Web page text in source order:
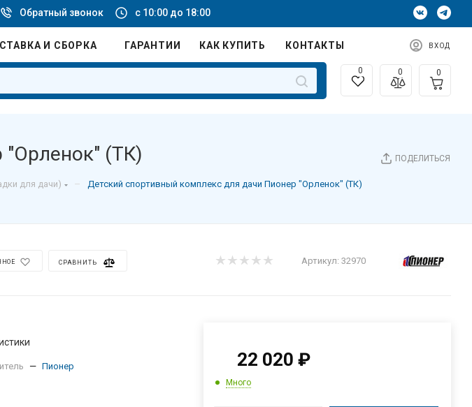
Обратный звонок с 10:00 до 18:00
И СБОРКА ГАРАНТИИ КАК КУПИТЬ КОНТАКТЫ ВХОД
0 0 0
ПОДЕЛИТЬСЯ
"Орленок" (ТК)
для дачи) – Детский спортивный комплекс для дачи Пионер "Орленок" (ТК)
СРАВНИТЬ Артикул: 32970
— Пионер 22 020 ₽
Много